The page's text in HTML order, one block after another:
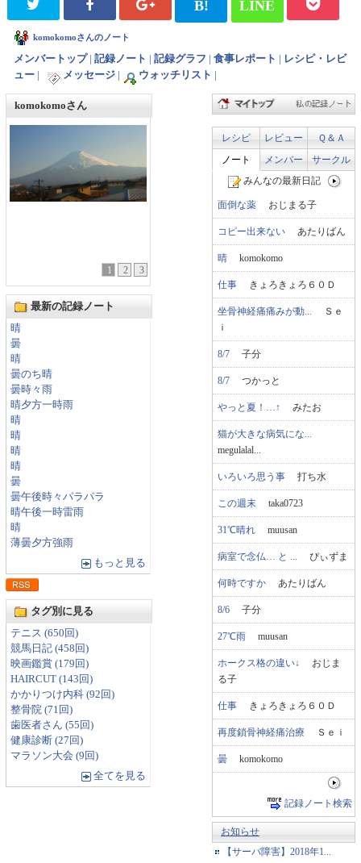
B! LINE
komokomoさんのノート
メンバートップ| 記録ノート 記録グラフ 食事レポート
レシピ・レビ
ュー
メッセージ ウォッチリスト
komokomoさん
1 2 3
最新の記録ノート
晴
曇
晴
曇のち晴
曇時々雨
晴夕方一時雨
晴
晴
晴
晴
曇
曇午後時々パラパラ
晴午後一時雷雨
晴
薄曇夕方強雨
もっと見る
タグ別に見る
テニス (650回)
競馬日記 (458回)
映画鑑賞 (179回)
HAIRCUT (143回)
かかりつけ内科 (92回)
整骨院 (71回)
歯医者さん (55回)
健康診断 (27回)
マラソン大会 (9回)
全てを見る
レシピ レビュー
Ｑ＆Ａ
ノート
メンバー
サークル
みんなの最新日記
面倒な薬 おじまる子
コピー出来ない あたりばん
晴 komokomo
仕事 きょろきょろ６０Ｄ
坐骨神経痛痛みが動...
Ｓｅ
ｉ
8/7 子分
8/7 つかっと
やっと夏！…↑ みたお
猫が大きな病気にな...
megulalal...
いろいろ思う事 打ち水
この週末 taka0723
31℃晴れ muusan
病室で念仏… と ... ぴぃずま
何時ですか あたりばん
8/6 子分
27℃雨 muusan
ホークス格の違い↓ おじま
る子
仕事 きょろきょろ６０Ｄ
再度鎖骨神経痛治療 Ｓｅｉ
曇 komokomo
記録ノート検索
お知らせ
【サーバ障害】2018年1...